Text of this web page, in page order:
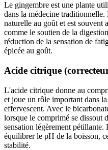
Le gingembre est une plante
dans la médecine
naturelle au goût et est souvent
comme le soutien de la
réduction de la sensation de
épicée au goût.
Acide citrique
L'acide citrique donne au
et joue un rôle important dans
effervescent. Avec le
lorsque le comprimé se dissout
sensation légèrement
équilibrer le pH de la boisson,
stabilité.